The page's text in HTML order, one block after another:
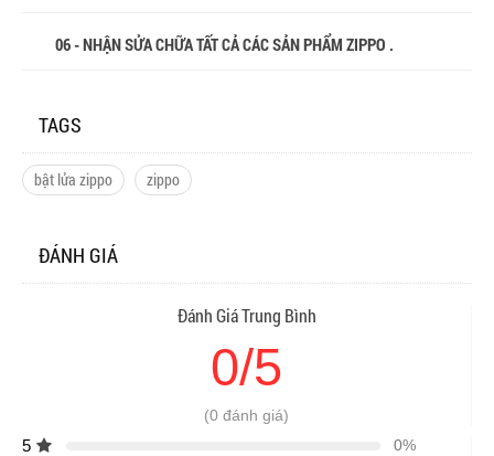
06 - NHẬN SỬA CHỮA TẤT CẢ CÁC SẢN PHẨM ZIPPO .
TAGS
bật lửa zippo zippo
ĐÁNH GIÁ
Đánh Giá Trung Bình
0/5
(0 đánh giá)
5 0%